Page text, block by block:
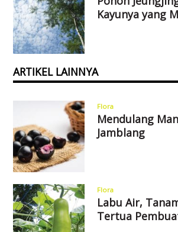
Kayunya yang
ARTIKEL LAINNYA
Flora
Mendulang
Jamblang
Flora
Labu Air,
Tertua